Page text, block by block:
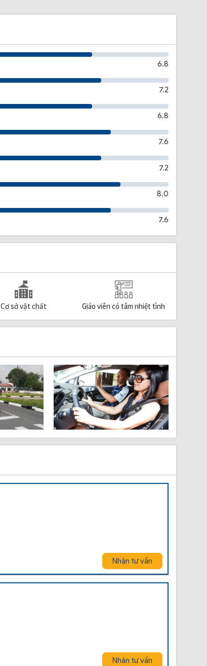
6.8
7.2
6.8
7.6
7.2
8.0
7.6
Cơ sở vật chất Giáo viên có tâm nhiệt tình
Nhận tư vấn
Nhận tư vấn